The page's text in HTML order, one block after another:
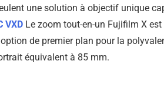
une solution à objectif unique
VXDLe zoom tout-en-un Fujifilm X
de premier plan pour la
équivalent à 85 mm.